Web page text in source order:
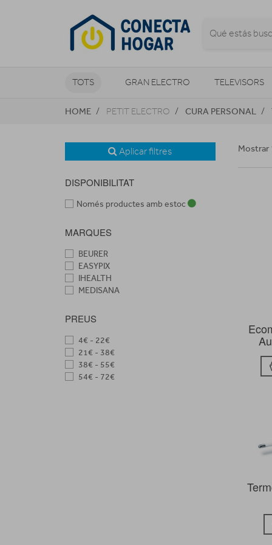
TOTS GRAN ELECTRO TELEVISORS
CLIMATITZACIÓ I CALEFACCIÓ
HOME PETIT ELECTRO CURA PERSONAL
Aplicar filtres
DISPONIBILITAT
Només productes amb estoc
MARQUES
BEURER
EASYPIX
IHEALTH
MEDISANA
PREUS
4€ - 22€
21€ - 38€
38€ - 55€
54€ - 72€
Mostrar